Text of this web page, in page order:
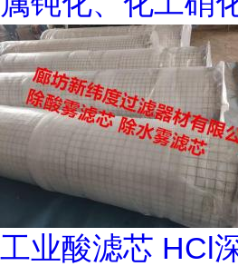
工业酸滤芯 HCl